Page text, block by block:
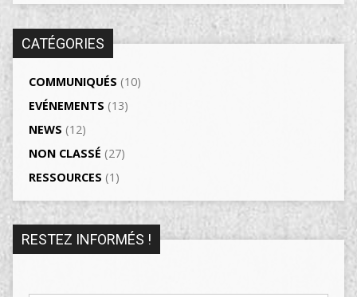
CATÉGORIES
COMMUNIQUÉS (10)
EVÉNEMENTS (13)
NEWS (12)
NON CLASSÉ (27)
RESSOURCES (1)
RESTEZ INFORMÉS !